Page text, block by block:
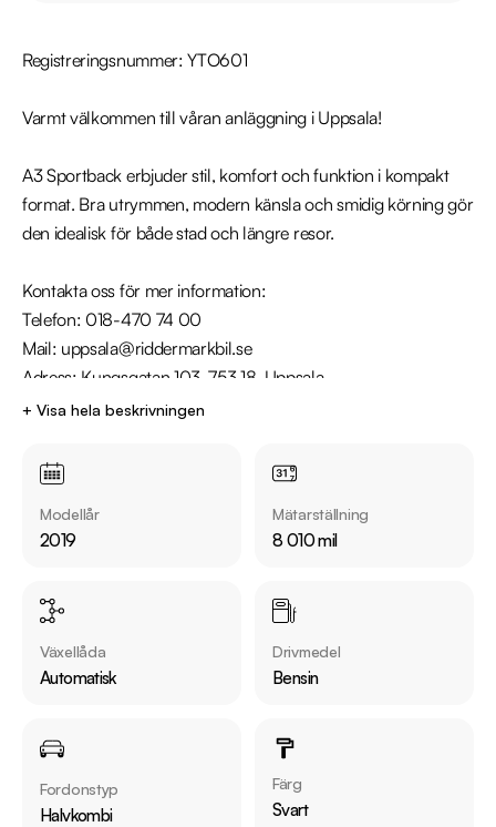
Registreringsnummer: YTO601
Varmt välkommen till våran anläggning i Uppsala!
A3 Sportback erbjuder stil, komfort och funktion i kompakt
format. Bra utrymmen, modern känsla och smidig körning gör
den idealisk för både stad och längre resor.
Kontakta oss för mer information:
Telefon: 018-470 74 00
Mail: uppsala@riddermarkbil.se
Adress: Kungsgatan 103, 753 18, Uppsala
Jämför denna bil med någon av våra andra Audi A3 i lager. Se
series=a3
Årsskatt: Endast 448 kr
Vid blandad körning är förbrukning endast 0.50 l/mil
Besiktigad till och med 2026-09-30
+ Visa hela beskrivningen
Modellår
2019
Mätarställning
8 010 mil
Växellåda
Automatisk
Drivmedel
Bensin
Fordonstyp
Halvkombi
Färg
Svart